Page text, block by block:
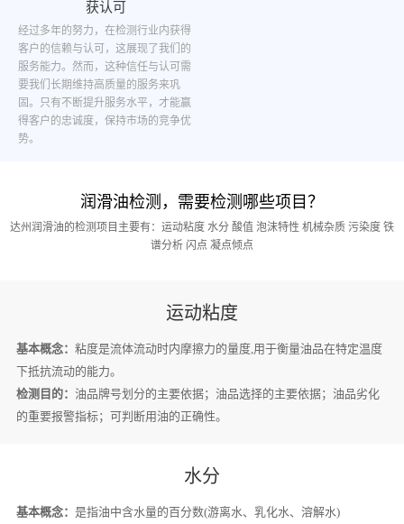
获认可
经过多年的努力，在检测行业内获得
客户的信赖与认可，这展现了我们的
服务能力。然而，这种信任与认可需
要我们长期维持高质量的服务来巩
固。只有不断提升服务水平，才能赢
得客户的忠诚度，保持市场的竞争优
势。
润滑油检测，需要检测哪些项目？
达州润滑油的检测项目主要有：运动粘度 水分 酸值 泡沫特性 机械杂质 污染度 铁
谱分析 闪点 凝点倾点
运动粘度
基本概念： 粘度是流体流动时内摩擦力的量度,用于衡量油品在特定温度
下抵抗流动的能力。
检测目的： 油品牌号划分的主要依据；油品选择的主要依据；油品劣化
的重要报警指标；可判断用油的正确性。
水分
基本概念： 是指油中含水量的百分数(游离水、乳化水、溶解水)